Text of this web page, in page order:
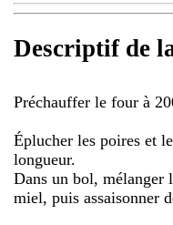
Descriptif de
Préchauffer le four à
Éplucher les poires et
longueur.
Dans un bol, mélanger
miel, puis assaisonner